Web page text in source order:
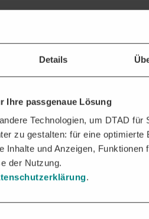
Details
Ihre passgenaue Lösung
Technologien, um DTAD für
zu gestalten: für eine optimierte
Inhalte und Anzeigen, Funktionen
der Nutzung.
.